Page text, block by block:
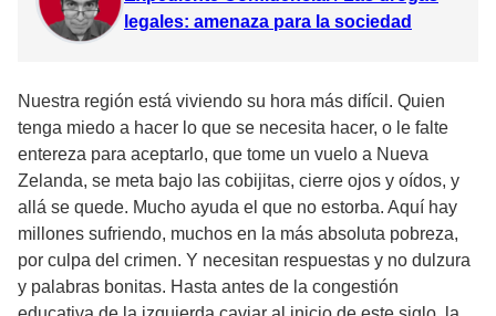
legales: amenaza para la sociedad
Nuestra región está viviendo su hora más difícil. Quien
tenga miedo a hacer lo que se necesita hacer, o le falte
entereza para aceptarlo, que tome un vuelo a Nueva
Zelanda, se meta bajo las cobijitas, cierre ojos y oídos, y
allá se quede. Mucho ayuda el que no estorba. Aquí hay
millones sufriendo, muchos en la más absoluta pobreza,
por culpa del crimen. Y necesitan respuestas y no dulzura
y palabras bonitas. Hasta antes de la congestión